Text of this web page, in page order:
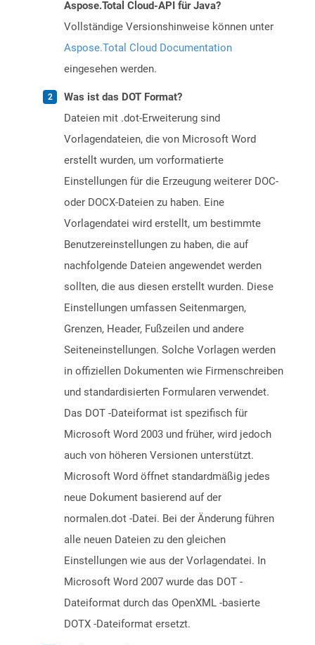
Aspose.Total Cloud-API für Java?
Vollständige Versionshinweise können unter
Aspose.Total Cloud Documentation
eingesehen werden.
Was ist das DOT Format?
Dateien mit .dot-Erweiterung sind
Vorlagendateien, die von Microsoft Word
erstellt wurden, um vorformatierte
Einstellungen für die Erzeugung weiterer DOC-
oder DOCX-Dateien zu haben. Eine
Vorlagendatei wird erstellt, um bestimmte
Benutzereinstellungen zu haben, die auf
nachfolgende Dateien angewendet werden
sollten, die aus diesen erstellt wurden. Diese
Einstellungen umfassen Seitenmargen,
Grenzen, Header, Fußzeilen und andere
Seiteneinstellungen. Solche Vorlagen werden
in offiziellen Dokumenten wie Firmenschreiben
und standardisierten Formularen verwendet.
Das DOT -Dateiformat ist spezifisch für
Microsoft Word 2003 und früher, wird jedoch
auch von höheren Versionen unterstützt.
Microsoft Word öffnet standardmäßig jedes
neue Dokument basierend auf der
normalen.dot -Datei. Bei der Änderung führen
alle neuen Dateien zu den gleichen
Einstellungen wie aus der Vorlagendatei. In
Microsoft Word 2007 wurde das DOT -
Dateiformat durch das OpenXML -basierte
DOTX -Dateiformat ersetzt.